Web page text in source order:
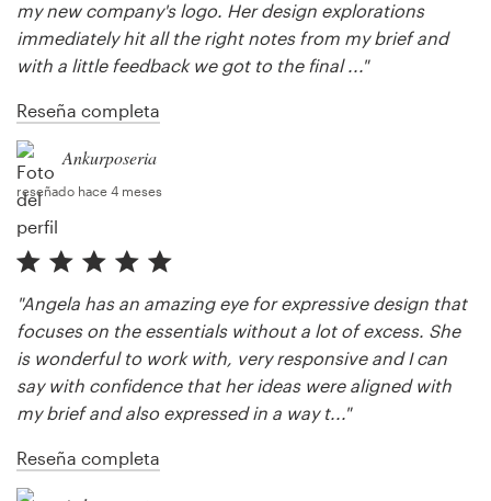
my new company's logo. Her design explorations
immediately hit all the right notes from my brief and
with a little feedback we got to the final ..."
Reseña completa
Ankurposeria
reseñado hace 4 meses
"Angela has an amazing eye for expressive design that
focuses on the essentials without a lot of excess. She
is wonderful to work with, very responsive and I can
say with confidence that her ideas were aligned with
my brief and also expressed in a way t..."
Reseña completa